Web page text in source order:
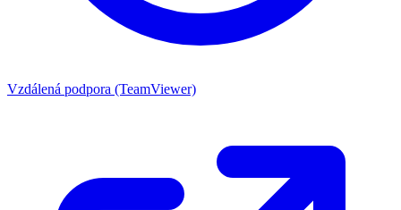
Vzdálená podpora (TeamViewer)